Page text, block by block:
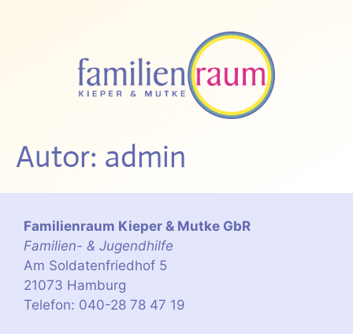
Autor: admin
Familienraum Kieper & Mutke GbR
Familien- & Jugendhilfe
Am Soldatenfriedhof 5
21073 Hamburg
Telefon: 040-28 78 47 19